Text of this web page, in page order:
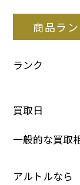
商品ラ
ランク
買取日
一般的な買取
アルトルなら